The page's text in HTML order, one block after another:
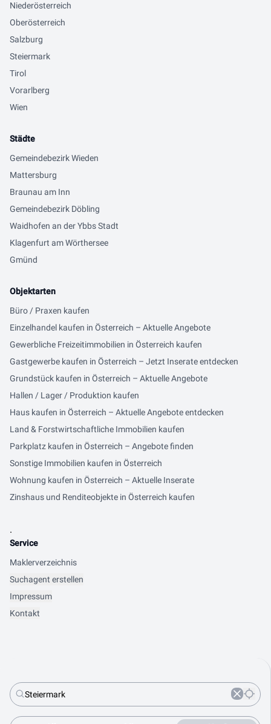
Niederösterreich
Oberösterreich
Salzburg
Steiermark
Tirol
Vorarlberg
Wien
Städte
Gemeindebezirk Wieden
Mattersburg
Braunau am Inn
Gemeindebezirk Döbling
Waidhofen an der Ybbs Stadt
Klagenfurt am Wörthersee
Gmünd
Objektarten
Büro / Praxen kaufen
Einzelhandel kaufen in Österreich – Aktuelle Angebote
Gewerbliche Freizeitimmobilien in Österreich kaufen
Gastgewerbe kaufen in Österreich – Jetzt Inserate entdecken
Grundstück kaufen in Österreich – Aktuelle Angebote
Hallen / Lager / Produktion kaufen
Haus kaufen in Österreich – Aktuelle Angebote entdecken
Land & Forstwirtschaftliche Immobilien kaufen
Parkplatz kaufen in Österreich – Angebote finden
Sonstige Immobilien kaufen in Österreich
Wohnung kaufen in Österreich – Aktuelle Inserate
Zinshaus und Renditeobjekte in Österreich kaufen
.
Service
Maklerverzeichnis
Suchagent erstellen
Impressum
Kontakt